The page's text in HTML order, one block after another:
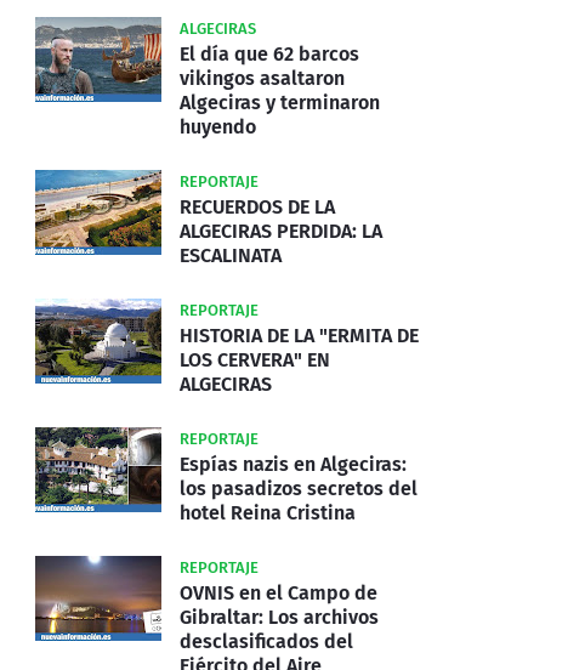
ALGECIRAS
El día que 62 barcos
vikingos asaltaron
Algeciras y terminaron
huyendo
REPORTAJE
RECUERDOS DE LA
ALGECIRAS PERDIDA: LA
ESCALINATA
REPORTAJE
HISTORIA DE LA "ERMITA DE
LOS CERVERA" EN
ALGECIRAS
REPORTAJE
Espías nazis en Algeciras:
los pasadizos secretos del
hotel Reina Cristina
REPORTAJE
OVNIS en el Campo de
Gibraltar: Los archivos
desclasificados del